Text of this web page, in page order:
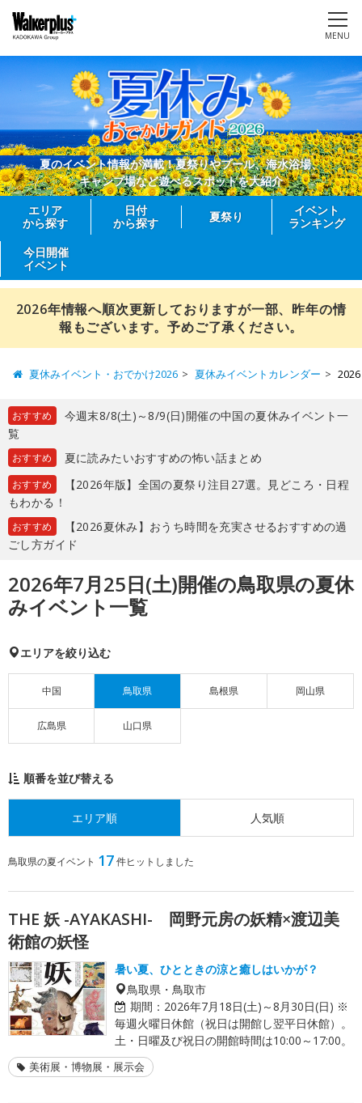
MENU
夏のイベント情報が満載！夏祭りやプール、海水浴場、
キャンプ場など遊べるスポットを大紹介
エリア
から探す
日付
から探す
夏祭り
イベント
ランキング
今日開催
イベント
2026年情報へ順次更新しておりますが一部、昨年の情
報もございます。予めご了承ください。
夏休みイベント・おでかけ2026 夏休みイベントカレンダー
おすすめ
今週末8/8(土)～8/9(日)開催の中国の夏休みイベント一
覧
おすすめ 夏に読みたいおすすめの怖い話まとめ
おすすめ
【2026年版】全国の夏祭り注目27選。見どころ・日程
もわかる！
おすすめ
【2026夏休み】おうち時間を充実させるおすすめの過
ごし方ガイド
2026年7月25日(土)開催の鳥取県の夏休
みイベント一覧
エリアを絞り込む
中国 鳥取県 島根県 岡山県
広島県 山口県
順番を並び替える
エリア順 人気順
鳥取県の夏イベント 17件ヒットしました
THE 妖 -AYAKASHI- 岡野元房の妖精×渡辺美
術館の妖怪
暑い夏、ひとときの涼と癒しはいかが？
鳥取県・鳥取市
期間： 2026年7月18日(土)～8月30日(日) ※
毎週火曜日休館（祝日は開館し翌平日休館）。
土・日曜及び祝日の開館時間は10:00～17:00。
美術展・博物展・展示会